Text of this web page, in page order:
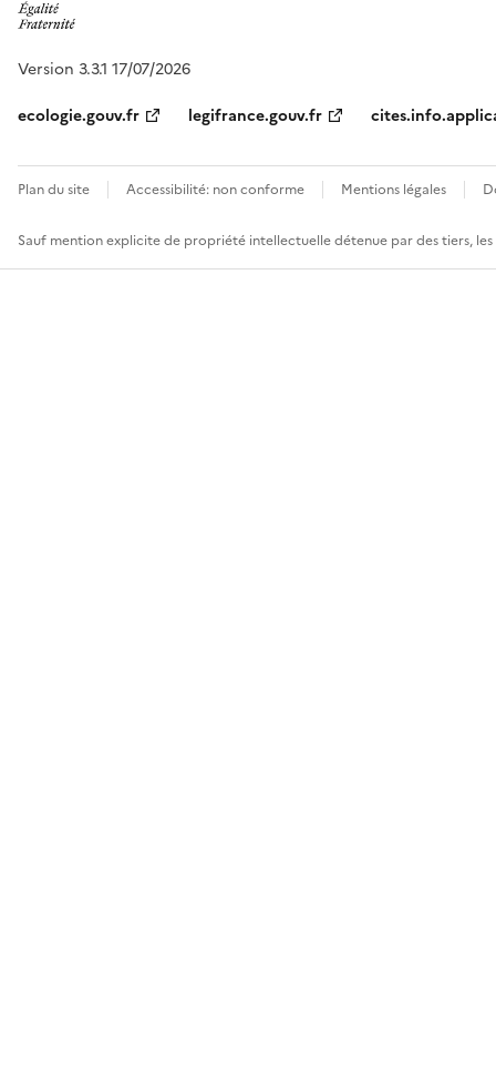
Version 3.3.1 17/07/2026
ecologie.gouv.fr
legifrance.gouv.fr
Plan du site Accessibilité: non conforme Mentions légales
Sauf mention explicite de propriété intellectuelle détenue par des tiers,